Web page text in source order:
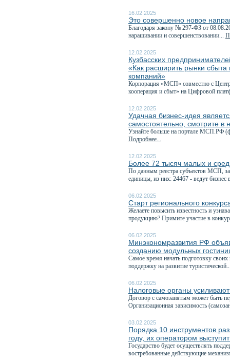
16.02.2025
Это совершенно новое
Благодаря закону № 297-ФЗ от
наращивании и совершенствовании...
12.02.2025
Кузбасских
«Как расширить рынки сбыта
компаний»
Корпорация «МСП» совместно с
кооперация и сбыт» на Цифровой
12.02.2025
Удачная бизнес-идея
самостоятельно, смотрите в
Узнайте больше на портале МСП.РФ
Подробнее...
12.02.2025
Более 72 тысяч малых и
По данным реестра субъектов МСП, за
единицы, из них: 24467 - ведут бизнес
06.02.2025
Старт регионального
Желаете повысить известность и
продукцию? Примите участие в
06.02.2025
Минэкономразвития РФ
созданию модульных
Самое время начать подготовку
поддержку на развитие
06.02.2025
Налоговые органы
Договор с самозанятым может быть
Организационная зависимость
03.02.2025
Порядка 10 инструментов
году, их оператором
Государство будет осуществлять
востребованные действующие